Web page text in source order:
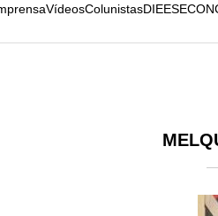
VídeosColunistasDIEESE